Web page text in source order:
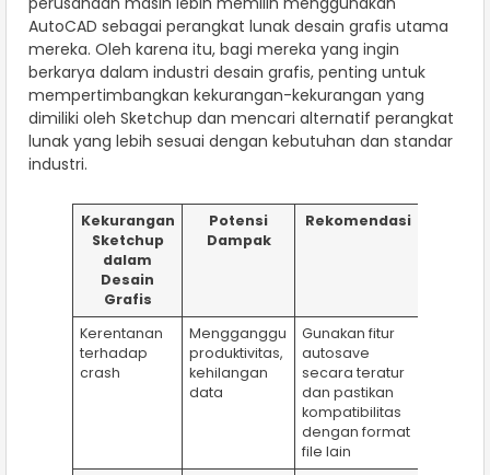
AutoCAD sebagai perangkat lunak desain grafis utama
mereka. Oleh karena itu, bagi mereka yang ingin
berkarya dalam industri desain grafis, penting untuk
mempertimbangkan kekurangan-kekurangan yang
dimiliki oleh Sketchup dan mencari alternatif perangkat
lunak yang lebih sesuai dengan kebutuhan dan standar
industri.
Kekurangan
Sketchup
dalam
Desain
Grafis
Potensi
Dampak
Rekomendasi
Kerentanan
terhadap
crash
Mengganggu
produktivitas,
kehilangan
data
Gunakan fitur
autosave
secara teratur
dan pastikan
kompatibilitas
dengan format
file lain